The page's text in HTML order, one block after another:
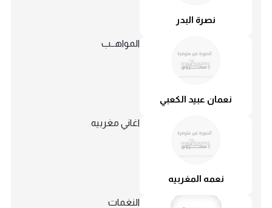
نصرة البدر
نعمان عبيد الكعبي
المواهــب
نعمه المغربيه
اغاني مغربيه
النغمات